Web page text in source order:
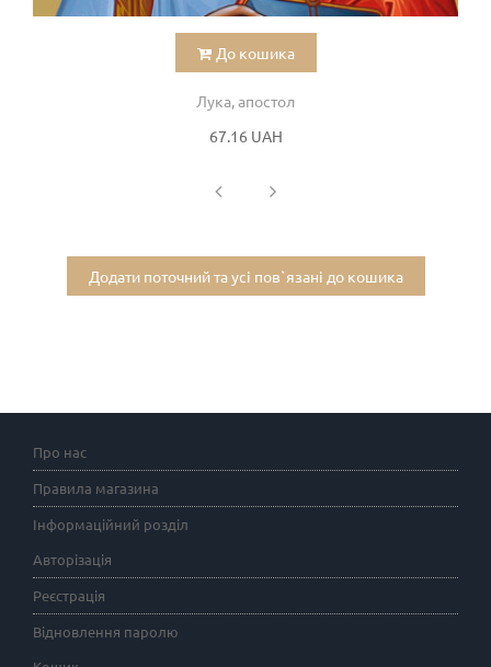
До кошика
Лука, апостол
67.16 UAH
Додати поточний та усі пов`язані до кошика
Про нас
Правила магазина
Інформаційний розділ
Авторізація
Реєстрація
Відновлення паролю